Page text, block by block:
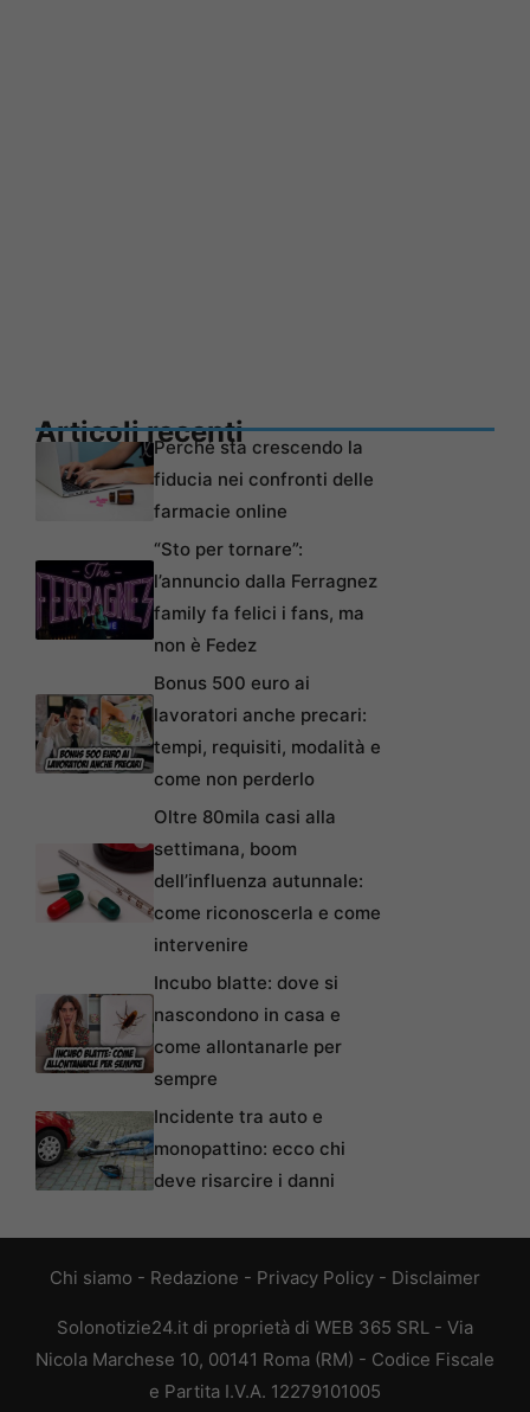
Articoli recentiPerché sta crescendo la
fiducia nei confronti delle
farmacie online
“Sto per tornare”:
l’annuncio dalla Ferragnez
family fa felici i fans, ma
non è Fedez
Bonus 500 euro ai
lavoratori anche precari:
tempi, requisiti, modalità e
come non perderlo
Oltre 80mila casi alla
settimana, boom
dell’influenza autunnale:
come riconoscerla e come
intervenire
Incubo blatte: dove si
nascondono in casa e
come allontanarle per
sempre
Incidente tra auto e
monopattino: ecco chi
deve risarcire i danni
Chi siamo - Redazione - Privacy Policy - Disclaimer
Solonotizie24.it di proprietà di WEB 365 SRL - Via
Nicola Marchese 10, 00141 Roma (RM) - Codice Fiscale
e Partita I.V.A. 12279101005